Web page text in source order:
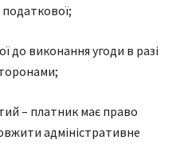
до виконання угоди в разі
– платник має право
адміністративне